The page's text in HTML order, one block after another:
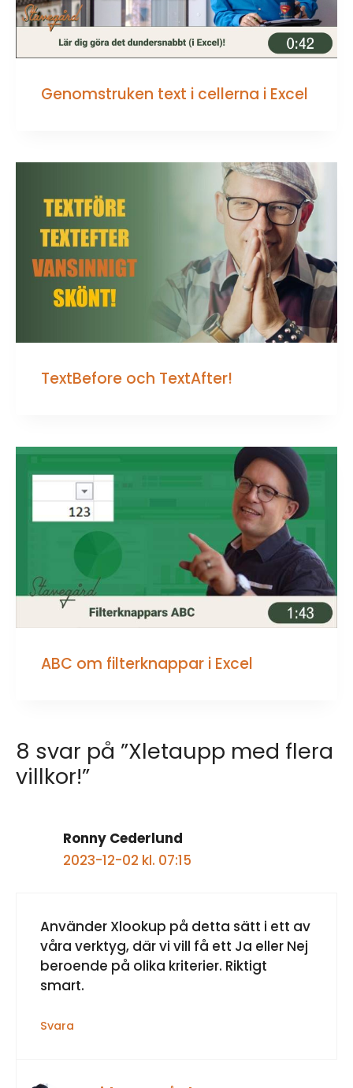
Genomstruken text i cellerna i Excel
TextBefore och TextAfter!
ABC om filterknappar i Excel
8 svar på ”Xletaupp med flera
villkor!”
Ronny Cederlund
2023-12-02 kl. 07:15
Använder Xlookup på detta sätt i ett av
våra verktyg, där vi vill få ett Ja eller Nej
beroende på olika kriterier. Riktigt
smart.
Svara